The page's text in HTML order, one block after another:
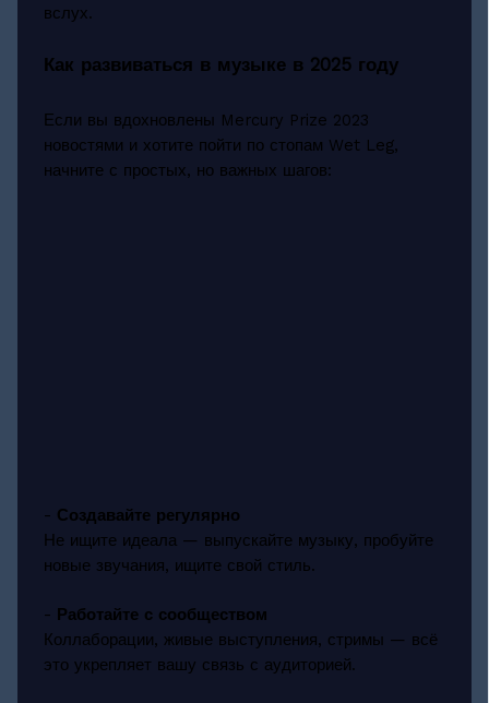
вслух.
Как развиваться в музыке в 2025 году
Если вы вдохновлены Mercury Prize 2023
новостями и хотите пойти по стопам Wet Leg,
начните с простых, но важных шагов:
- Создавайте регулярно
Не ищите идеала — выпускайте музыку, пробуйте
новые звучания, ищите свой стиль.
- Работайте с сообществом
Коллаборации, живые выступления, стримы — всё
это укрепляет вашу связь с аудиторией.